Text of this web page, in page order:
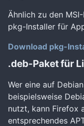
Ähnlich zu den
pkg-Installer für
Download pkg-
.deb-Paket für
Wer eine auf
beispielsweise
nutzt, kann Firefox
entsprechendes